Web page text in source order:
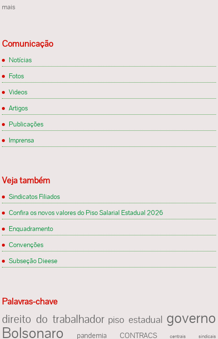
mais
Comunicação
Notícias
Fotos
Videos
Artigos
Publicações
Imprensa
Veja também
Sindicatos Filiados
Confira os novos valores do Piso Salarial Estadual 2026
Enquadramento
Convenções
Subseção Dieese
Palavras-chave
direito do trabalhador piso estadual governo
Bolsonaro pandemia CONTRACS centrais sindicais